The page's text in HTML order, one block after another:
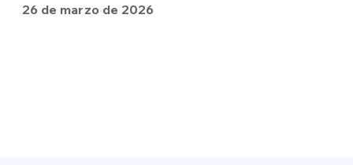
26 de marzo de 2026